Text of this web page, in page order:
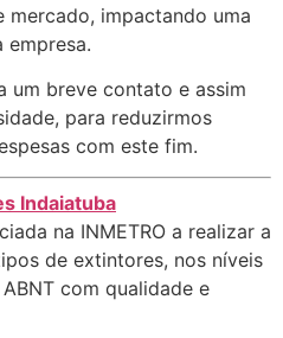
impactando uma
empresa.
um breve contato e assim
para reduzirmos
com este fim.
Indaiatuba
na INMETRO a realizar a
de extintores, nos níveis
com qualidade e